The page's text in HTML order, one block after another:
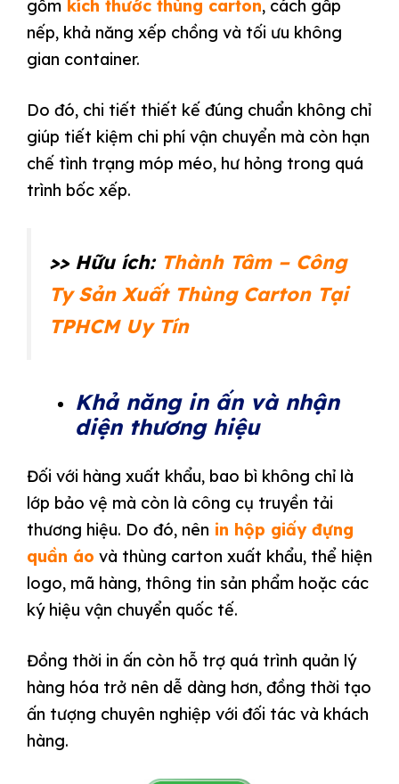
gồm kích thước thùng carton, cách gấp
nếp, khả năng xếp chồng và tối ưu không
gian container.
Do đó, chi tiết thiết kế đúng chuẩn không chỉ
giúp tiết kiệm chi phí vận chuyển mà còn hạn
chế tình trạng móp méo, hư hỏng trong quá
trình bốc xếp.
>> Hữu ích: Thành Tâm – Công
Ty Sản Xuất Thùng Carton Tại
TPHCM Uy Tín
Khả năng in ấn và nhận
diện thương hiệu
Đối với hàng xuất khẩu, bao bì không chỉ là
lớp bảo vệ mà còn là công cụ truyền tải
thương hiệu. Do đó, nên in hộp giấy đựng
quần áo và thùng carton xuất khẩu, thể hiện
logo, mã hàng, thông tin sản phẩm hoặc các
ký hiệu vận chuyển quốc tế.
Đồng thời in ấn còn hỗ trợ quá trình quản lý
hàng hóa trở nên dễ dàng hơn, đồng thời tạo
ấn tượng chuyên nghiệp với đối tác và khách
hàng.